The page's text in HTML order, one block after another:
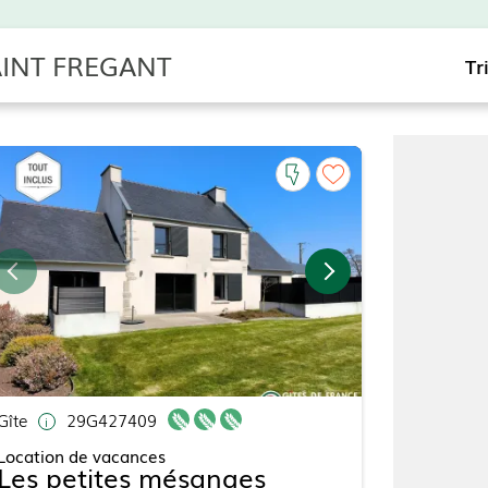
FREGANT
29G427409
de vacances
petites mésanges